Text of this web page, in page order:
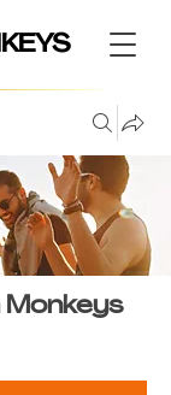
Monkeys